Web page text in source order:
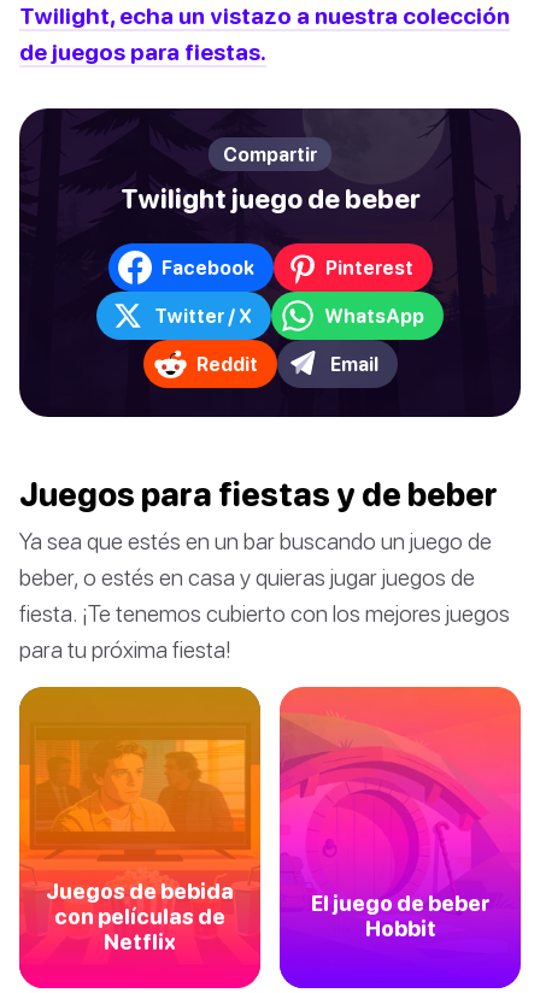
Twilight, echa un vistazo a nuestra colección
de juegos para fiestas.
Compartir
Twilight juego de beber
Facebook Pinterest
Twitter / X WhatsApp
Reddit Email
Juegos para fiestas y de beber
Ya sea que estés en un bar buscando un juego de
beber, o estés en casa y quieras jugar juegos de
fiesta. ¡Te tenemos cubierto con los mejores juegos
para tu próxima fiesta!
Juegos de bebida
con películas de
Netflix
El juego de beber
Hobbit